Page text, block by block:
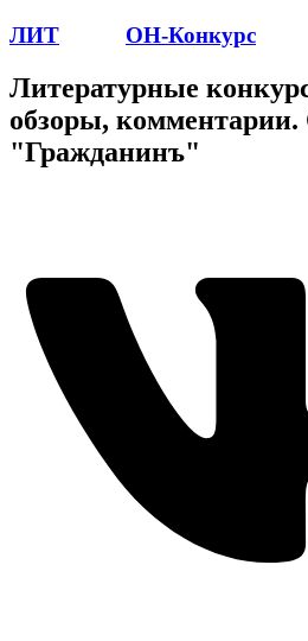
ЛИТ ОН-Конкурс
Литературные
обзоры, комментарии.
"Гражданинъ"